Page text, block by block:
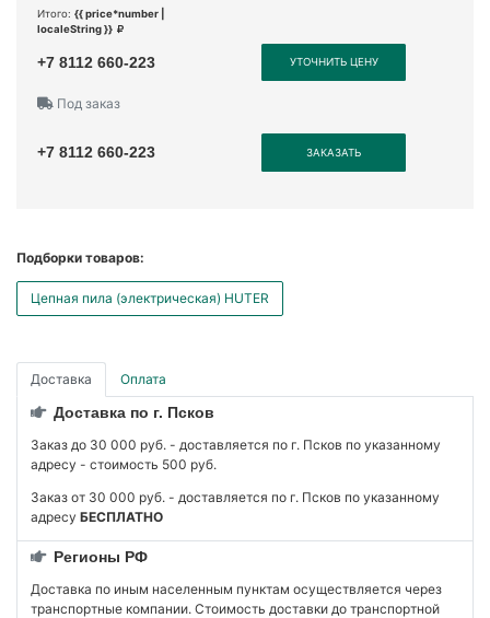
Итого: {{ price*number |
localeString }}
+7 8112 660-223 УТОЧНИТЬ ЦЕНУ
Под заказ
+7 8112 660-223 ЗАКАЗАТЬ
Подборки товаров:
Цепная пила (электрическая) HUTER
Доставка Оплата
Доставка по г. Псков
Заказ до 30 000 руб. - доставляется по г. Псков по указанному
адресу - стоимость 500 руб.
Заказ от 30 000 руб. - доставляется по г. Псков по указанному
адресу БЕСПЛАТНО
Регионы РФ
Доставка по иным населенным пунктам осуществляется через
транспортные компании. Стоимость доставки до транспортной